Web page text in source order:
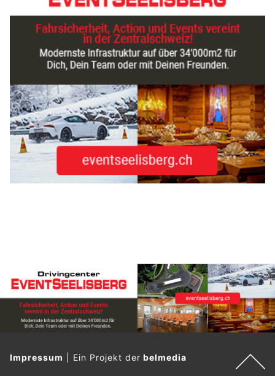
Impressum Ein Projekt derbelmedia